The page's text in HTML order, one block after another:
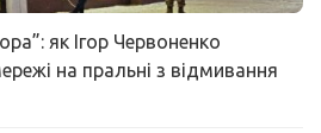
як Ігор Червоненко
на пральні з відмивання